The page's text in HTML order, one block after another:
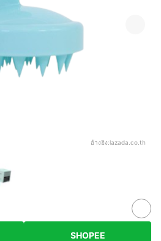
อ้างอิง:lazada.co.th
SHOPEE